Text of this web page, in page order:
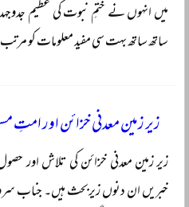
میں انہوں نے ختمِ نبوت کی عظیم
ساتھ ساتھ بہت سی مفید معلومات کو
زیر زمین معدنی خزائن اور امتِ
زیر زمین معدنی خزائن کی تلاش اور
خبریں ان دنوں زیربحث ہیں۔ جناب